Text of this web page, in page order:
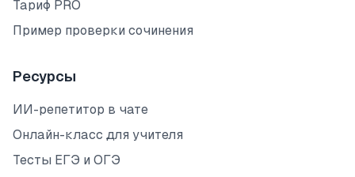
Тариф PRO
Пример проверки сочинения
Ресурсы
ИИ-репетитор в чате
Онлайн-класс для учителя
Тесты ЕГЭ и ОГЭ